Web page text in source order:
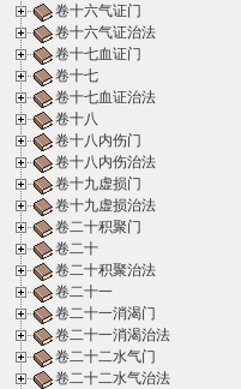
卷十六气证门
卷十六气证治法
卷十七血证门
卷十七
卷十七血证治法
卷十八
卷十八内伤门
卷十八内伤治法
卷十九虚损门
卷十九虚损治法
卷二十积聚门
卷二十
卷二十积聚治法
卷二十一
卷二十一消渴门
卷二十一消渴治法
卷二十二水气门
卷二十二水气治法